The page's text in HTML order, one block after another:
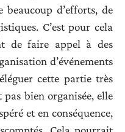
beaucoup d’efforts, de
C’est pour cela
de faire appel à des
d’événements
cette partie très
pas bien organisée, elle
et en conséquence,